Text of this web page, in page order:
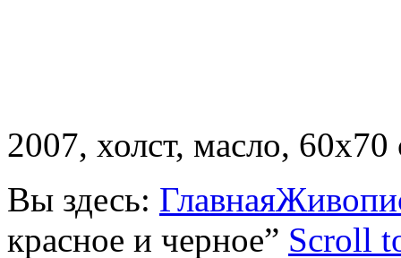
2007, холст, масло, 60х70
Вы здесь: Главная
красное и черное” Scroll